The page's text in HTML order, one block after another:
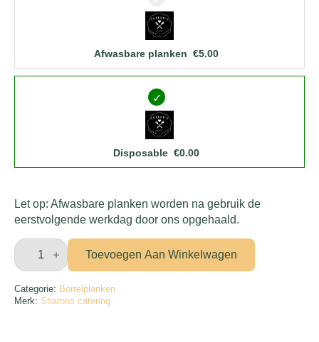
Afwasbare planken €5.00
Disposable €0.00
Let op: Afwasbare planken worden na gebruik de
eerstvolgende werkdag door ons opgehaald.
Borrelplank
standaard
aantal
Toevoegen Aan Winkelwagen
Categorie: Borrelplanken
Merk: Sharons catering